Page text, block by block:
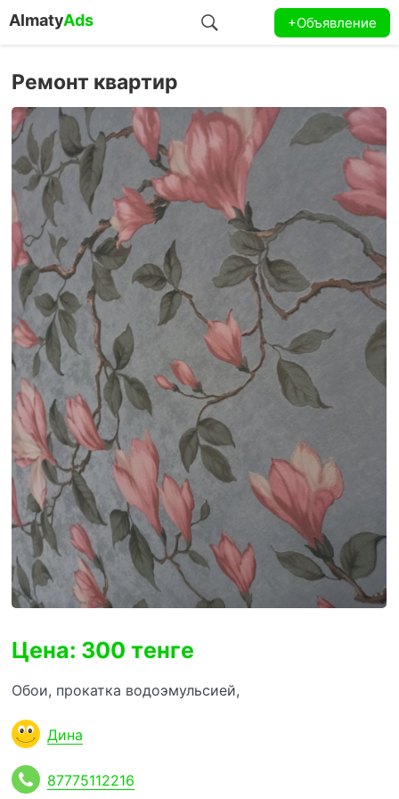
AlmatyAds +Объявление
Ремонт квартир
Цена: 300 тенге
Обои, прокатка водоэмульсией,
Дина
87775112216